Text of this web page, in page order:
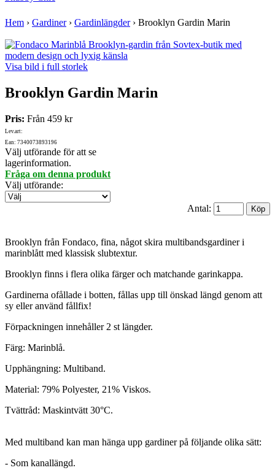
Hem › Gardiner› Gardinlängder› Brooklyn Gardin Marin
Visa bild i full storlek
Brooklyn Gardin Marin
Pris: Från 459 kr
Lev.art:
Ean: 7340073893196
Välj utförande för att se
lagerinformation.
Fråga om denna produkt
Välj utförande:
Antal:
Brooklyn från Fondaco, fina, något skira multibandsgardiner i
marinblått med klassisk slubtextur.
Brooklyn finns i flera olika färger och matchande garinkappa.
Gardinerna ofållade i botten, fållas upp till önskad längd genom att
sy eller använd fållfix!
Förpackningen innehåller 2 st längder.
Färg: Marinblå.
Upphängning: Multiband.
Material: 79% Polyester, 21% Viskos.
Tvättråd: Maskintvätt 30°C.
Med multiband kan man hänga upp gardiner på följande olika sätt:
- Som kanallängd.